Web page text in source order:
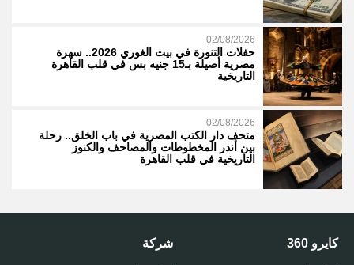
02/08/2026
حفلات التنورة في بيت الغوري 2026.. سهرة
مصرية أصيلة بـ15 جنيه بس في قلب القاهرة
التاريخية
02/08/2026
متحف دار الكتب المصرية في باب الخلق.. رحلة
بين أندر المخطوطات والمصاحف والكنوز
التاريخية في قلب القاهرة
كايرو 360 شركة